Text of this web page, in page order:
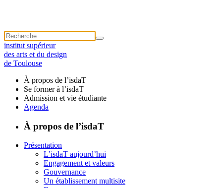
institut supérieur
des arts et du design
de Toulouse
À propos de l’isdaT
Se former à l’isdaT
Admission et vie étudiante
Agenda
À propos de l’isdaT
Présentation
L’isdaT aujourd’hui
Engagement et valeurs
Gouvernance
Un établissement multisite